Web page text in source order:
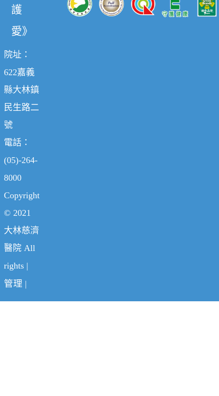
護
愛》
院址：
622嘉義
縣大林鎮
民生路二
號
電話：
(05)-264-
8000
Copyright
© 2021
大林慈濟
醫院 All
rights |
管理 |